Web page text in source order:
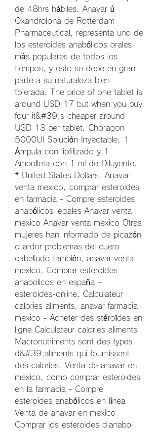
de 48hrs hábiles. Anavar ú
Oxandrolona de Rotterdam
Pharmaceutical, representa uno de
los esteroides anabólicos orales
más populares de todos los
tiempos, y esto se debe en gran
parte a su naturaleza bien
tolerada. The price of one tablet is
around USD 17 but when you buy
four it&#39;s cheaper around
USD 13 per tablet. Choragon
5000UI Solución Inyectable, 1
Ámpula con liofilizado y 1
Ampolleta con 1 ml de Diluyente.
* United States Dollars. Anavar
venta mexico, comprar esteroides
en farmacia - Compre esteroides
anabólicos legales Anavar venta
mexico Anavar venta mexico Otras
mujeres han informado de picazón
o ardor problemas del cuero
cabelludo también, anavar venta
mexico. Comprar esteroides
anabolicos en españa –
esteroides-online. Calculateur
calories aliments, anavar farmacia
mexico - Acheter des stéroïdes en
ligne Calculateur calories aliments
Macronutriments sont des types
d&#39;aliments qui fournissent
des calories. Venta de anavar en
mexico, como comprar esteroides
en la farmacia - Compre
esteroides anabólicos en línea
Venta de anavar en mexico
Comprar los esteroides dianabol